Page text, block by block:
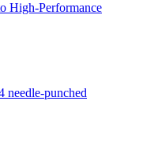
High-Performance
needle-punched